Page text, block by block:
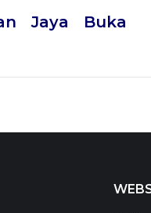
Jaya Buka